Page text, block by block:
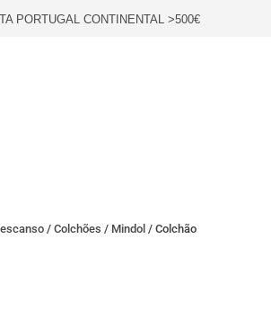
PORTUGAL CONTINENTAL >500€
/ Colchões / Mindol / Colchão